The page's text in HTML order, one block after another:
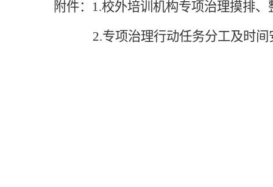
附件： 1.校外培训机构专项治理摸排、
2.专项治理行动任务分工及时间